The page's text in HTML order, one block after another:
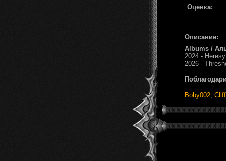
Оценка:
Описание:
Albums /
2024 -
2026 -
Boby002